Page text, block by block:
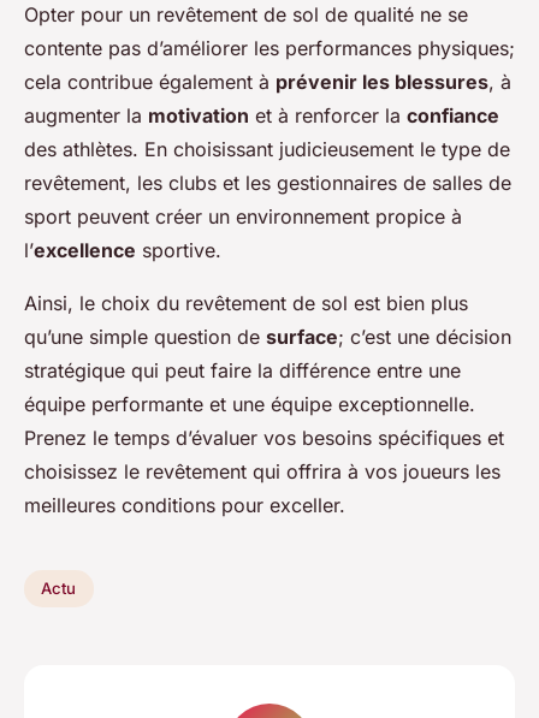
Opter pour un revêtement de sol de qualité ne se
contente pas d’améliorer les performances physiques;
cela contribue également à prévenir les blessures, à
augmenter la motivation et à renforcer la confiance
des athlètes. En choisissant judicieusement le type de
revêtement, les clubs et les gestionnaires de salles de
sport peuvent créer un environnement propice à
l’excellence sportive.
Ainsi, le choix du revêtement de sol est bien plus
qu’une simple question de surface; c’est une décision
stratégique qui peut faire la différence entre une
équipe performante et une équipe exceptionnelle.
Prenez le temps d’évaluer vos besoins spécifiques et
choisissez le revêtement qui offrira à vos joueurs les
meilleures conditions pour exceller.
Actu